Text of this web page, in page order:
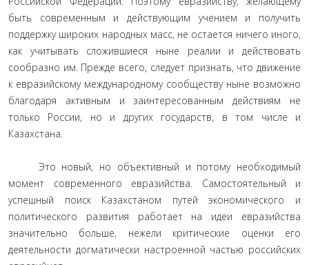
быть современным и действующим учением и получить
поддержку широких народных масс, не остается ничего иного,
как учитывать сложившиеся ныне реалии и действовать
сообразно им. Прежде всего, следует признать, что движение
к евразийскому международному сообществу ныне возможно
благодаря активным и заинтересованным действиям не
только России, но и других государств, в том числе и
Казахстана.
Это новый, но объективный и потому необходимый
момент современного евразийства. Самостоятельный и
успешный поиск Казахстаном путей экономического и
политического развития работает на идеи евразийства
значительно больше, нежели критические оценки его
деятельности догматически настроенной частью российских